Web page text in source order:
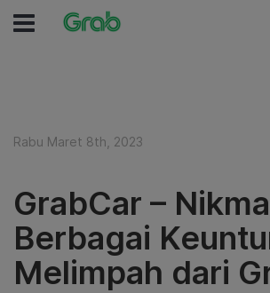
Rabu Maret 8th, 2023
GrabCar –
Berbagai
Melimpah dari